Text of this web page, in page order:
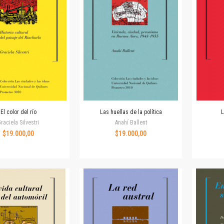
Revista de Ciencias Sociales. Segunda época
Fondo editorial
Coediciones
Jornadas académicas
Libros de arte
Otros títulos
Intersecciones
Serie Contemporánea
Unidad de Publicaciones del Departamento de Ciencia y Tecnología
Universidad Virtual de Quilmes
El color del río
Silvestri
$19.000,00
Las huellas de la política
Anahí Ballent
$19.000,00